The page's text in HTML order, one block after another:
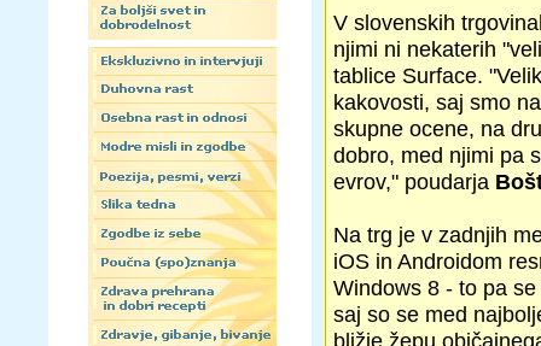
V slovenskih
njimi ni nekaterih
tablice Surface.
kakovosti, saj smo
skupne ocene, na
dobro, med njimi pa
evrov," poudarja
Na trg je v zadnjih
iOS in Androidom
Windows 8 - to pa
saj so se med
bližje žepu